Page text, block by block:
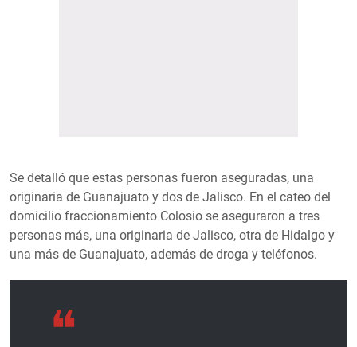
Se detalló que estas personas fueron aseguradas, una
originaria de Guanajuato y dos de Jalisco. En el cateo del
domicilio fraccionamiento Colosio se aseguraron a tres
personas más, una originaria de Jalisco, otra de Hidalgo y
una más de Guanajuato, además de droga y teléfonos.